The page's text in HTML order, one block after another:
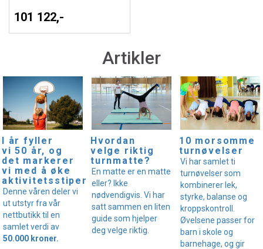
101 122,-
Artikler
I år fyller
vi 50 år, og
det markerer
vi med å øke
aktivitetsstipendet!
Denne våren deler vi
ut utstyr fra vår
nettbutikk til en
samlet verdi av
50.000 kroner.
Hvordan
velge riktig
turnmatte?
En matte er en matte
eller? Ikke
nødvendigvis. Vi har
satt sammen en liten
guide som hjelper
deg velge riktig.
10 morsomme
turnøvelser
Vi har samlet ti
turnøvelser som
kombinerer lek,
styrke, balanse og
kroppskontroll.
Øvelsene passer for
barn i skole og
barnehage, og gir